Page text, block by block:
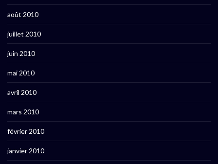
août 2010
juillet 2010
juin 2010
mai 2010
avril 2010
mars 2010
février 2010
janvier 2010